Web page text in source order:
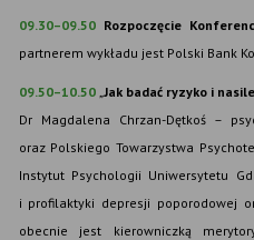
09.30–09.50 Rozpoczęcie
partnerem wykładu jest Polski Bank
09.50–10.50 Jak badać ryzyko i
Dr Magdalena Chrzan-Dętkoś –
oraz Polskiego Towarzystwa
Instytut Psychologii Uniwersytetu
i profilaktyki depresji poporodowej
obecnie jest kierowniczką